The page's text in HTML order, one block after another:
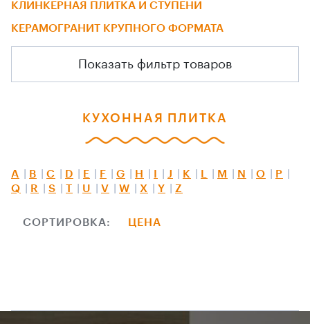
КЛИНКЕРНАЯ ПЛИТКА И СТУПЕНИ
КЕРАМОГРАНИТ КРУПНОГО ФОРМАТА
Показать фильтр товаров
КУХОННАЯ ПЛИТКА
A B C D E F G H J K M N O
P
Q
R S T U V W X Y Z
СОРТИРОВКА: ЦЕНА